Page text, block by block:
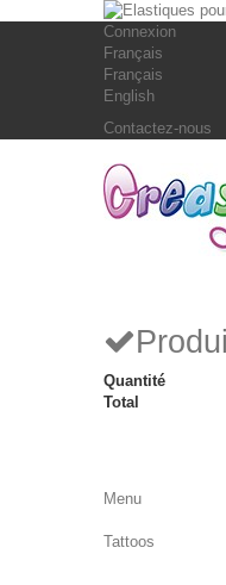
Connexion
Français
Français
English
Contactez-nous
Quantité
Total
Menu
Tattoos